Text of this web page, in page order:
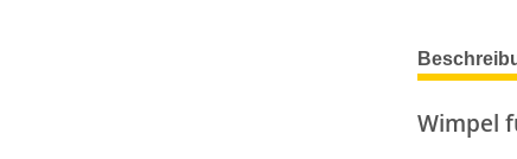
Wimpel